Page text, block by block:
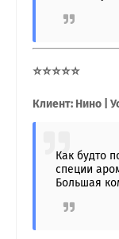
⭐⭐⭐⭐⭐
Клиент: Нино |
Как будто
специи
Большая